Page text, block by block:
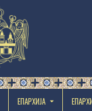
ЕПАРХИЈА